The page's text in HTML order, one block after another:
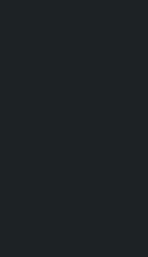
उद्योग मन्त्रालयको अपिल : १५ दिन
क्यानडा पठाइदिने भन्दै ३७ लाख ठगी
‘विविधतामा एकता र समानतामा